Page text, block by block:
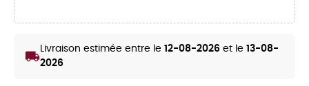
local_shipping Livraison estimée entre le 12-08-2026 et le 13-08-
2026